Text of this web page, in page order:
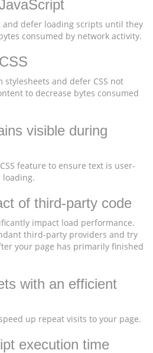
and defer loading scripts until they
consumed by network activity.
and defer CSS not
to decrease bytes consumed
visible during
feature to ensure text is user-
loading.
of third-party code
impact load performance.
third-party providers and try
your page has primarily finished
with an efficient
up repeat visits to your page.
execution time